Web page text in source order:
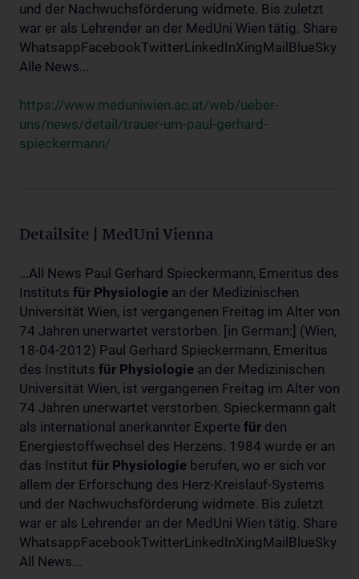
und der Nachwuchsförderung widmete. Bis zuletzt
war er als Lehrender an der MedUni Wien tätig. Share
WhatsappFacebookTwitterLinkedInXingMailBlueSky
Alle News...
https://www.meduniwien.ac.at/web/ueber-
uns/news/detail/trauer-um-paul-gerhard-
spieckermann/
Detailsite | MedUni Vienna
...All News Paul Gerhard Spieckermann, Emeritus des
Instituts für Physiologie an der Medizinischen
Universität Wien, ist vergangenen Freitag im Alter von
74 Jahren unerwartet verstorben. [in German:] (Wien,
18-04-2012) Paul Gerhard Spieckermann, Emeritus
des Instituts für Physiologie an der Medizinischen
Universität Wien, ist vergangenen Freitag im Alter von
74 Jahren unerwartet verstorben. Spieckermann galt
als international anerkannter Experte für den
Energiestoffwechsel des Herzens. 1984 wurde er an
das Institut für Physiologie berufen, wo er sich vor
allem der Erforschung des Herz-Kreislauf-Systems
und der Nachwuchsförderung widmete. Bis zuletzt
war er als Lehrender an der MedUni Wien tätig. Share
WhatsappFacebookTwitterLinkedInXingMailBlueSky
All News...